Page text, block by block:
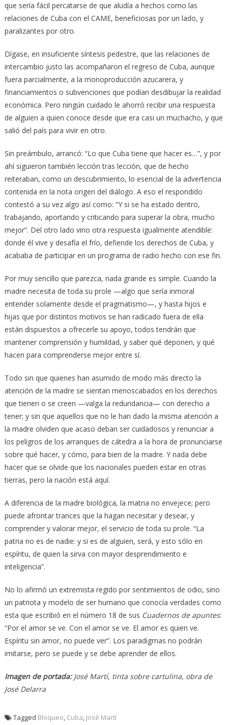
que sería fácil percatarse de que aludía a hechos como las
relaciones de Cuba con el CAME, beneficiosas por un lado, y
paralizantes por otro.
Dígase, en insuficiente síntesis pedestre, que las relaciones de
intercambio justo las acompañaron el regreso de Cuba, aunque
fuera parcialmente, a la monoproducción azucarera, y
financiamientos o subvenciones que podían desdibujar la realidad
económica. Pero ningún cuidado le ahorró recibir una respuesta
de alguien a quien conoce desde que era casi un muchacho, y que
salió del país para vivir en otro.
Sin preámbulo, arrancó: “Lo que Cuba tiene que hacer es…”, y por
ahí siguieron también lección tras lección, que de hecho
reiteraban, como un descubrimiento, lo esencial de la advertencia
contenida en la nota origen del diálogo. A eso el respondido
contestó a su vez algo así como: “Y si se ha estado dentro,
trabajando, aportando y criticando para superar la obra, mucho
mejor”. Del otro lado vino otra respuesta igualmente atendible:
donde él vive y desafía el frío, defiende los derechos de Cuba, y
acababa de participar en un programa de radio hecho con ese fin.
Por muy sencillo que parezca, nada grande es simple. Cuando la
madre necesita de toda su prole —algo que sería inmoral
entender solamente desde el pragmatismo—, y hasta hijos e
hijas que por distintos motivos se han radicado fuera de ella
están dispuestos a ofrecerle su apoyo, todos tendrán que
mantener comprensión y humildad, y saber qué deponen, y qué
hacen para comprenderse mejor entre sí.
Todo sin que quienes han asumido de modo más directo la
atención de la madre se sientan menoscabados en los derechos
que tienen o se creen —valga la redundancia— con derecho a
tener; y sin que aquellos que no le han dado la misma atención a
la madre olviden que acaso deban ser cuidadosos y renunciar a
los peligros de los arranques de cátedra a la hora de pronunciarse
sobre qué hacer, y cómo, para bien de la madre. Y nada debe
hacer que se olvide que los nacionales pueden estar en otras
tierras, pero la nación está aquí.
A diferencia de la madre biológica, la matria no envejece; pero
puede afrontar trances que la hagan necesitar y desear, y
comprender y valorar mejor, el servicio de toda su prole. “La
patria no es de nadie: y si es de alguien, será, y esto sólo en
espíritu, de quien la sirva con mayor desprendimiento e
inteligencia”.
No lo afirmó un extremista regido por sentimientos de odio, sino
un patriota y modelo de ser humano que conocía verdades como
esta que escribió en el número 18 de sus Cuadernos de apuntes:
“Por el amor se ve. Con el amor se ve. El amor es quien ve.
Espíritu sin amor, no puede ver”. Los paradigmas no podrán
imitarse, pero se puede y se debe aprender de ellos.
Imagen de portada:José Martí, tinta sobre cartulina, obra de
José Delarra
Tagged Bloqueo, Cuba, José Martí